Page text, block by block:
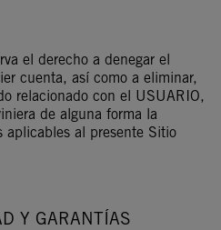
el derecho a denegar el
cuenta, así como a eliminar,
relacionado con el USUARIO,
de alguna forma la
aplicables al presente Sitio
Y GARANTÍAS